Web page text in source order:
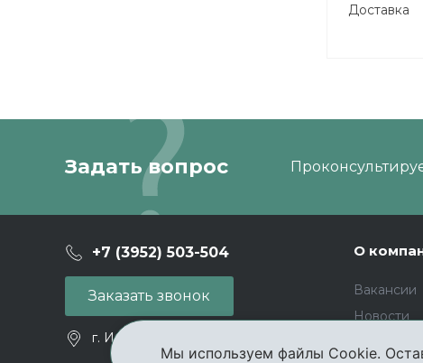
Доставка
Задать вопрос
+7 (3952) 503-504
Заказать звонок
г. Иркутск, ул. Партизанская, 56
О
Вакансии
Новости
Мы используем файлы Cookie.